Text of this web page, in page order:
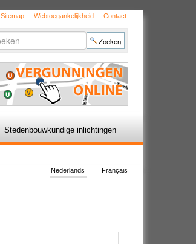
Sitemap Webtoegankelijkheid Contact
Stedenbouwkundige inlichtingen
Français
Nederlands